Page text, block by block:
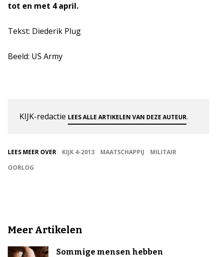
tot en met 4 april.
Tekst: Diederik Plug
Beeld: US Army
KIJK-redactie LEES ALLE ARTIKELEN VAN DEZE AUTEUR.
LEES MEER OVER KIJK 4-2013 MAATSCHAPPIJ
MILITAIR
OORLOG
Meer Artikelen
Sommige mensen hebben